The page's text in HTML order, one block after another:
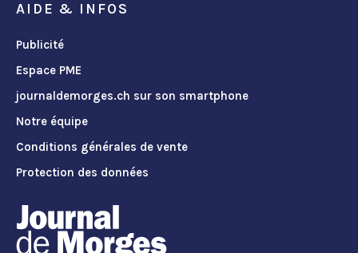
AIDE & INFOS
Publicité
Espace PME
journaldemorges.ch sur son smartphone
Notre équipe
Conditions générales de vente
Protection des données